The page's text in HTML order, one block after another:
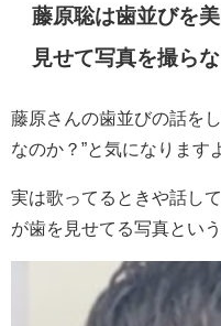
藤原聡は歯並びを
見せて写真を撮ら
藤原さんの歯並びの話を
なのか？”と気になります
実は歌ってるときや話し
が歯を見せてる写真とい